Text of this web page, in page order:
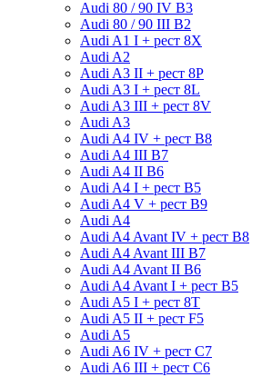
Audi 80 / 90 IV B3
Audi 80 / 90 III B2
Audi A1 I + рест 8X
Audi A2
Audi A3 II + рест 8P
Audi A3 I + рест 8L
Audi A3 III + рест 8V
Audi A3
Audi A4 IV + рест B8
Audi A4 III B7
Audi A4 II B6
Audi A4 I + рест B5
Audi A4 V + рест B9
Audi A4
Audi A4 Avant IV + рест B8
Audi A4 Avant III B7
Audi A4 Avant II B6
Audi A4 Avant I + рест B5
Audi A5 I + рест 8T
Audi A5 II + рест F5
Audi A5
Audi A6 IV + рест C7
Audi A6 III + рест C6